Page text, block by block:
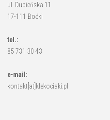
ul. Dubieńska 11
17-111 Boćki
tel.:
85 731 30 43
e-mail:
kontakt[at]klekociaki.pl